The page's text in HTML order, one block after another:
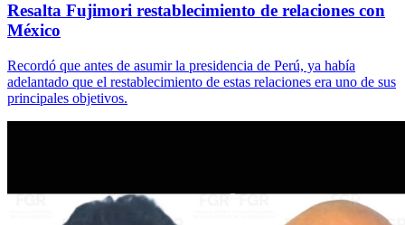
Resalta Fujimori restablecimiento de relaciones con
México
Recordó que antes de asumir la presidencia de Perú, ya había
adelantado que el restablecimiento de estas relaciones era uno de sus
principales objetivos.